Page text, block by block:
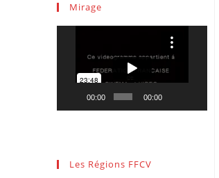
Mirage
vidéo
00:00 00:00
Les Régions FFCV